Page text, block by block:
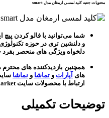
محتویات جعبه کلید لمسی ارمغان مدل smart
شما می‌توانید با فالو کردن پیچ
و دلنشین تری در حوزه
دلخواه ویژگی های منحصر بفرد
همچنین بازدیدکننده های محترم
های آپارات و تماشا و نماشا
ارتباط با محصولات سایت Pixelemarket را پیگیری نمایند
توضیحات تکمیلی